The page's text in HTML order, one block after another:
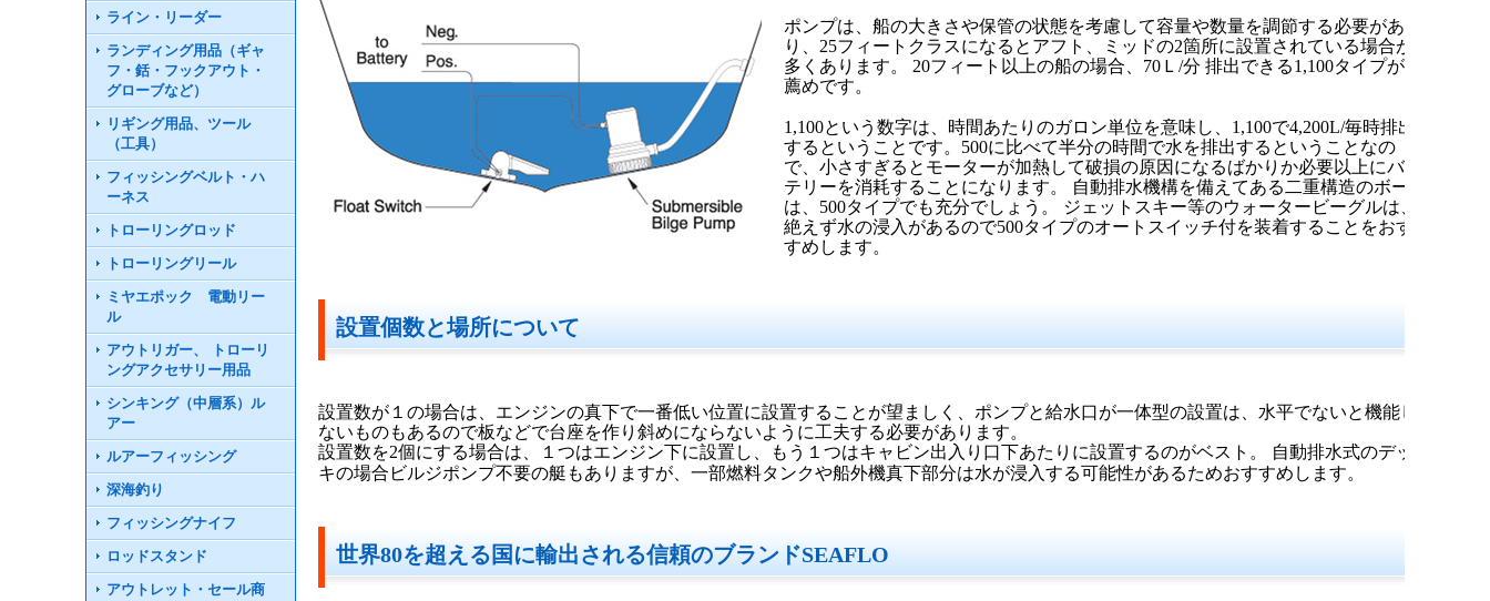
ライン・リーダー
ランディング用品（ギャ
フ・銛・フックアウト・
グローブなど）
リギング用品、ツール
（工具）
フィッシングベルト・ハ
ーネス
トローリングロッド
トローリングリール
ミヤエポック 電動リー
ル
アウトリガー、 トローリ
ングアクセサリー用品
シンキング（中層系）ル
アー
ルアーフィッシング
深海釣り
フィッシングナイフ
ロッドスタンド
アウトレット・セール商
ポンプは、船の大きさや保管の状態を考慮して容量や数量を調節する必要があ
り、25フィートクラスになるとアフト、ミッドの2箇所に設置されている場合が
多くあります。 20フィート以上の船の場合、70Ｌ/分 排出できる1,100タイプがお
薦めです。
1,100という数字は、時間あたりのガロン単位を意味し、1,100で4,200L/毎時排出
するということです。500に比べて半分の時間で水を排出するということなの
で、小さすぎるとモーターが加熱して破損の原因になるばかりか必要以上にバッ
テリーを消耗することになります。 自動排水機構を備えてある二重構造のボート
は、500タイプでも充分でしょう。 ジェットスキー等のウォータービーグルは、
絶えず水の浸入があるので500タイプのオートスイッチ付を装着することをおす
すめします。
設置個数と場所について
設置数が１の場合は、エンジンの真下で一番低い位置に設置することが望ましく、ポンプと給水口が一体型の設置は、水平でないと機能し
ないものもあるので板などで台座を作り斜めにならないように工夫する必要があります。
設置数を2個にする場合は、１つはエンジン下に設置し、もう１つはキャビン出入り口下あたりに設置するのがベスト。 自動排水式のデッ
キの場合ビルジポンプ不要の艇もありますが、一部燃料タンクや船外機真下部分は水が浸入する可能性があるためおすすめします。
世界80を超える国に輸出される信頼のブランドSEAFLO